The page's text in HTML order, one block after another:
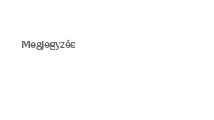
Megjegyzés